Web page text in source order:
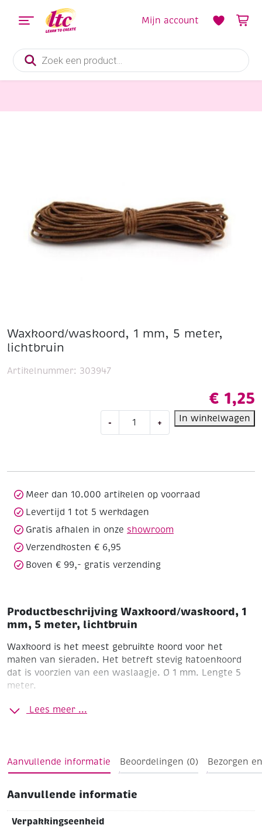
Producten
zoeken
Mijn account
Waxkoord/waskoord, 1 mm, 5 meter,
lichtbruin
€ 1,25
-
Waxkoord/waskoord,
aantal
+ In winkelwagen
Artikelnummer: 303947
Meer dan 10.000 artikelen op voorraad
Levertijd 1 tot 5 werkdagen
Gratis afhalen in onze showroom
Verzendkosten € 6,95
Boven € 99,- gratis verzending
Productbeschrijving Waxkoord/waskoord, 1
mm, 5 meter, lichtbruin
Waxkoord is het meest gebruikte koord voor het
maken van sieraden. Het betreft stevig katoenkoord
dat is voorzien van een waslaagje. Ø 1 mm. Lengte 5
meter.
LichtbruinLees meer ...
Aanvullende informatie Beoordelingen (0) Bezorgen
Aanvullende informatie
Verpakkingseenheid